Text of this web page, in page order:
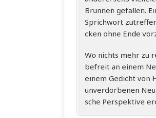
Brun­nen gefal­len.
Sprich­wort
cken ohne Ende
Wo nichts mehr zu
befreit an einem
einem Gedicht von
unver­dor­be­nen
sche Per­spek­ti­ve